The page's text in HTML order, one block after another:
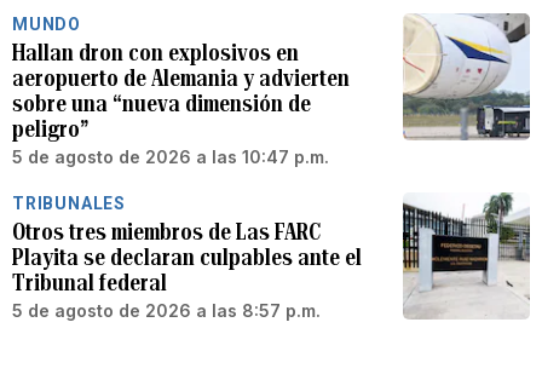
MUNDO
Hallan dron con explosivos en
aeropuerto de Alemania y advierten
sobre una “nueva dimensión de
peligro”
5 de agosto de 2026 a las 10:47 p.m.
TRIBUNALES
Otros tres miembros de Las FARC
Playita se declaran culpables ante el
Tribunal federal
5 de agosto de 2026 a las 8:57 p.m.